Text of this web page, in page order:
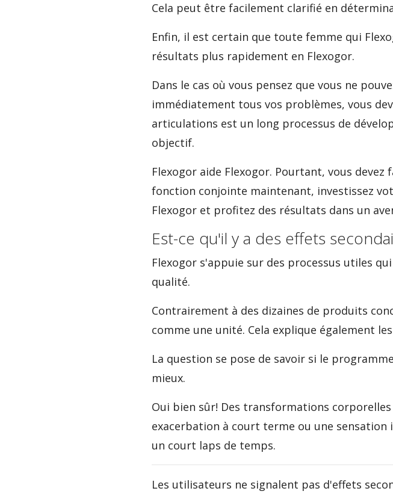
Cela peut être facilement clarifié en
Enfin, il est certain que toute femme qui
résultats plus rapidement en Flexogor.
Dans le cas où vous pensez que vous ne
immédiatement tous vos problèmes, vous
articulations est un long processus de
objectif.
Flexogor aide Flexogor. Pourtant, vous
fonction conjointe maintenant, investissez
Flexogor et profitez des résultats dans un
Est-ce qu'il y a des effets
Flexogor s'appuie sur des processus utiles
qualité.
Contrairement à des dizaines de produits
comme une unité. Cela explique également
La question se pose de savoir si le
mieux.
Oui bien sûr! Des transformations
exacerbation à court terme ou une
un court laps de temps.
Les utilisateurs ne signalent pas d'effets